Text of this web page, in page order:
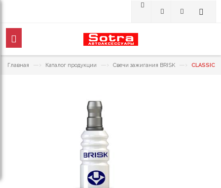
Главная —› Каталог продукции —› Свечи зажигания BRISK —› CLASSIC